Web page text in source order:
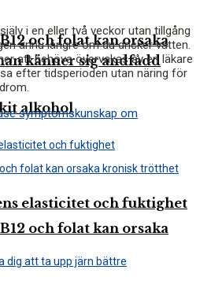
och folat kan orsaka
elasticitet och fuktighet
känner sig andfådd
alkohol
och folat kan orsaka
i en eller två veckor utan tillgång
ännu längre om du dricker vatten.
att behöva övervakas av en läkare
efter tidsperioden utan näring för
symptomskunskap om